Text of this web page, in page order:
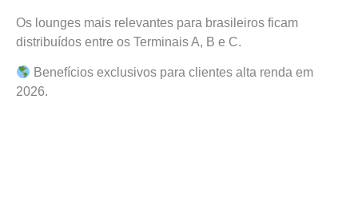
Os lounges mais relevantes para brasileiros ficam
distribuídos entre os Terminais A, B e C.
Benefícios exclusivos para clientes alta renda em
2026.